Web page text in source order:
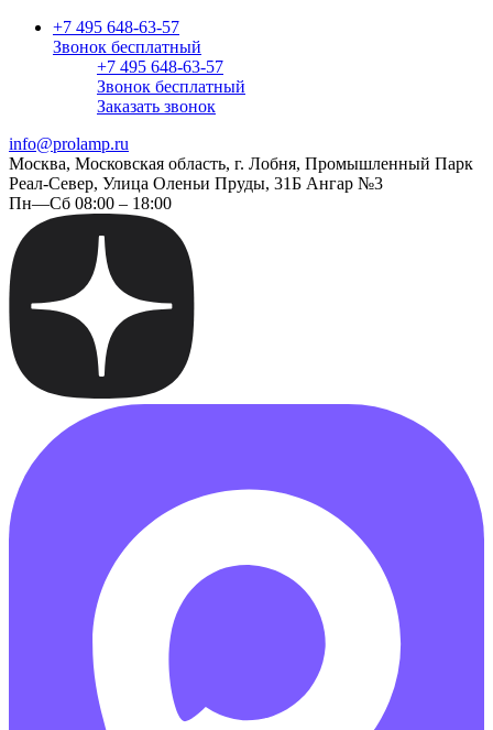
+7 495 648-63-57
Звонок бесплатный
+7 495 648-63-57
Звонок бесплатный
Заказать звонок
info@prolamp.ru
Москва, Московская область, г. Лобня, Промышленный Парк
Реал-Север, Улица Оленьи Пруды, 31Б Ангар №3
Пн—Сб 08:00 – 18:00